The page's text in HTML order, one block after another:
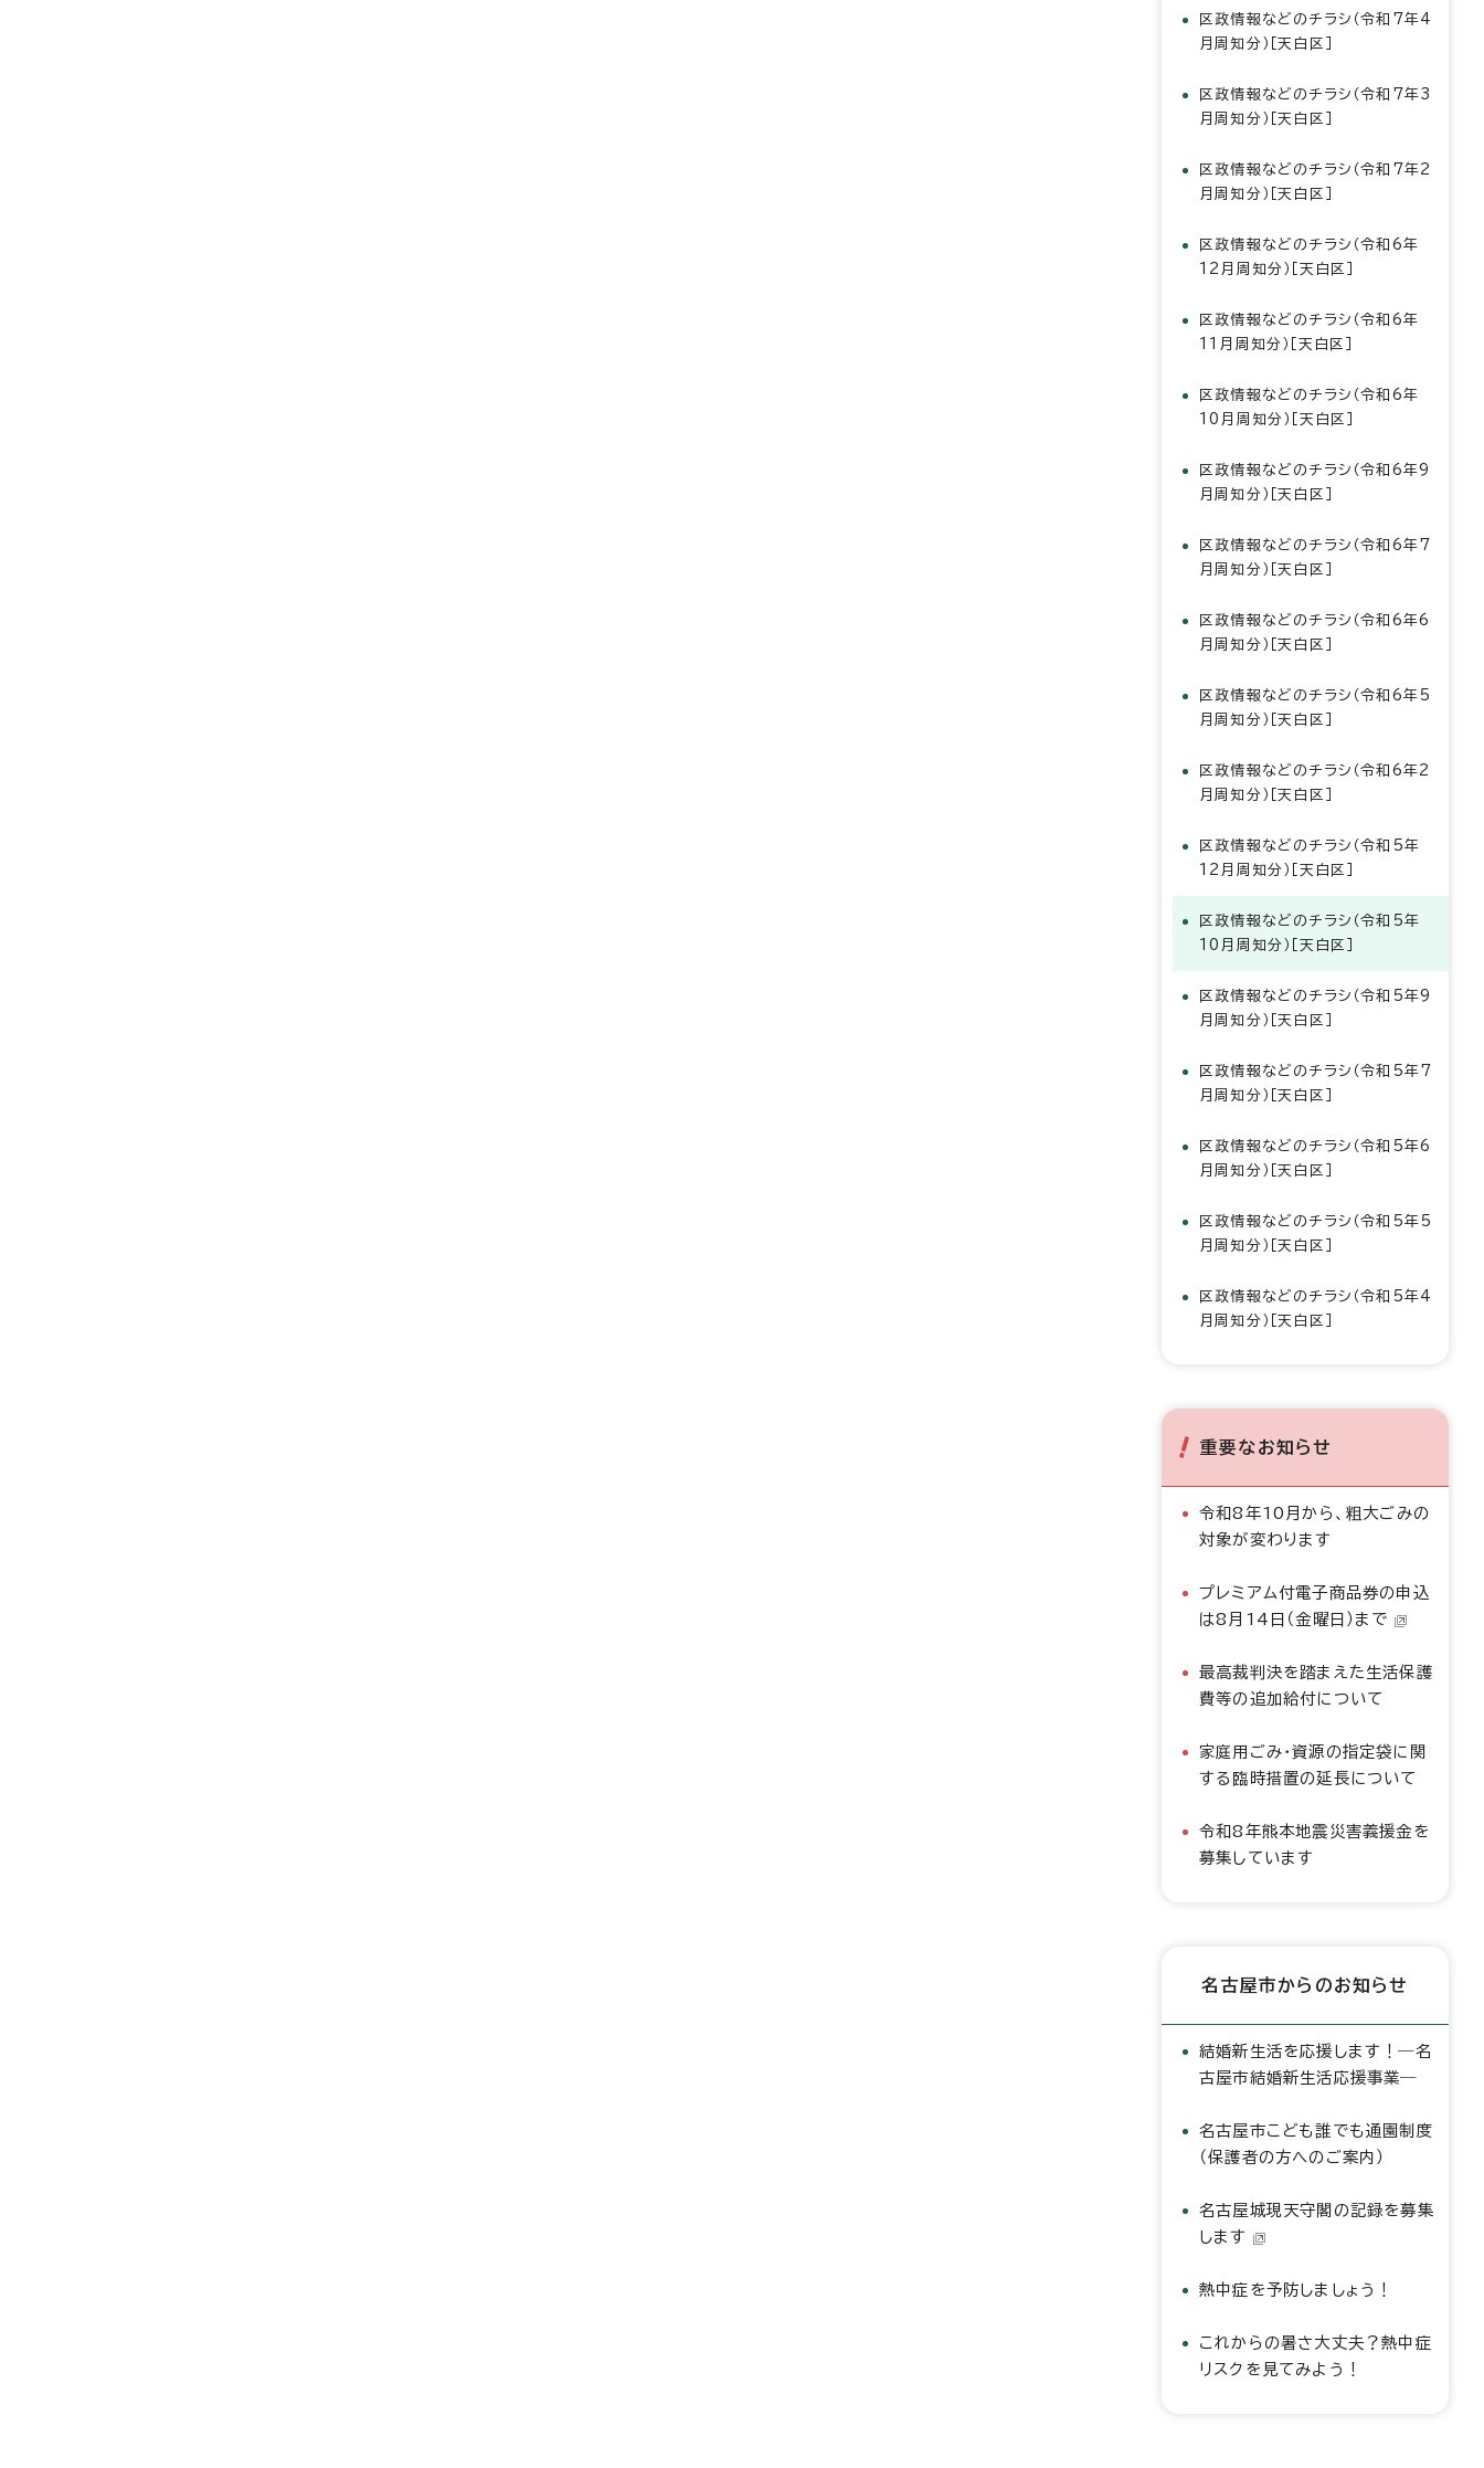
区政情報などのチラシ（令和7年4
月周知分）［天白区］
区政情報などのチラシ（令和7年3
月周知分）［天白区］
区政情報などのチラシ（令和7年2
月周知分）［天白区］
区政情報などのチラシ（令和6年
12月周知分）［天白区］
区政情報などのチラシ（令和6年
11月周知分）［天白区］
区政情報などのチラシ（令和6年
10月周知分）［天白区］
区政情報などのチラシ（令和6年9
月周知分）［天白区］
区政情報などのチラシ（令和6年7
月周知分）［天白区］
区政情報などのチラシ（令和6年6
月周知分）［天白区］
区政情報などのチラシ（令和6年5
月周知分）［天白区］
区政情報などのチラシ（令和6年2
月周知分）［天白区］
区政情報などのチラシ（令和5年
12月周知分）［天白区］
区政情報などのチラシ（令和5年
10月周知分）［天白区］
区政情報などのチラシ（令和5年9
月周知分）［天白区］
区政情報などのチラシ（令和5年7
月周知分）［天白区］
区政情報などのチラシ（令和5年6
月周知分）［天白区］
区政情報などのチラシ（令和5年5
月周知分）［天白区］
区政情報などのチラシ（令和5年4
月周知分）［天白区］
重要なお知らせ
令和8年10月から、粗大ごみの
対象が変わります
プレミアム付電子商品券の申込
は8月14日（金曜日）まで
最高裁判決を踏まえた生活保護
費等の追加給付について
家庭用ごみ・資源の指定袋に関
する臨時措置の延長について
令和8年熊本地震災害義援金を
募集しています
名古屋市からのお知らせ
結婚新生活を応援します！―名
古屋市結婚新生活応援事業―
名古屋市こども誰でも通園制度
（保護者の方へのご案内）
名古屋城現天守閣の記録を募集
します
熱中症を予防しましょう！
これからの暑さ大丈夫？熱中症
リスクを見てみよう！